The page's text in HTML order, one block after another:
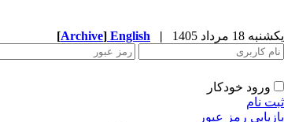
یکشنبه 18 مرداد 1405 |
English
[Archive]
ورود خودکار
ثبت نام
بازیابی رمز عبور